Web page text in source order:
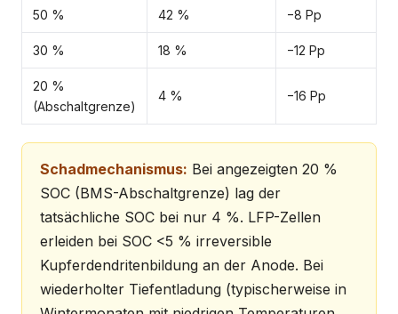
50 % 42 % −8 Pp
30 % 18 % −12 Pp
20 %
(Abschaltgrenze)
4 % −16 Pp
Schadmechanismus: Bei angezeigten 20 %
SOC (BMS-Abschaltgrenze) lag der
tatsächliche SOC bei nur 4 %. LFP-Zellen
erleiden bei SOC <5 % irreversible
Kupferdendritenbildung an der Anode. Bei
wiederholter Tiefentladung (typischerweise in